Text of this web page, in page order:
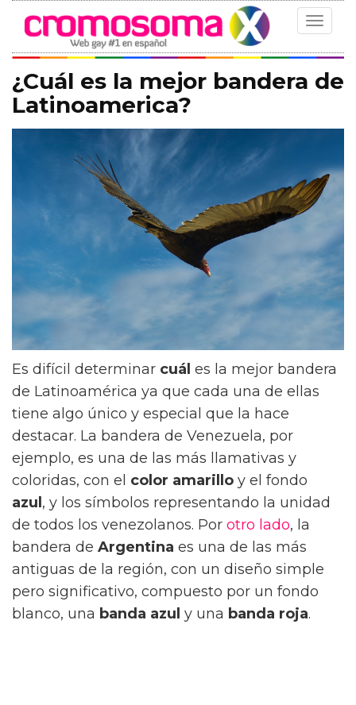
Toggle
¿Cuál es la mejor bandera de
Latinoamerica?
Es difícil determinar cuál es la mejor bandera
de Latinoamérica ya que cada una de ellas
tiene algo único y especial que la hace
destacar. La bandera de Venezuela, por
ejemplo, es una de las más llamativas y
coloridas, con el color amarillo y el fondo
azul , y los símbolos representando la unidad
de todos los venezolanos. Por otro lado, la
bandera de Argentina es una de las más
antiguas de la región, con un diseño simple
pero significativo, compuesto por un fondo
blanco, una banda azul y una banda roja.